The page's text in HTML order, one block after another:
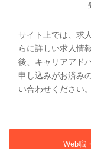
サイト上では、求
らに詳しい求人情
後、キャリアアド
申し込みがお済み
い合わせください。
Web職